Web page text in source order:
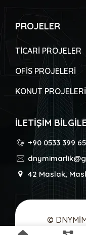
PROJELER
TİCARİ PROJELER
OFİS PROJELERİ
KONUT PROJELERİ
İLETİŞİM
+90 0533 399
42 Maslak,
©